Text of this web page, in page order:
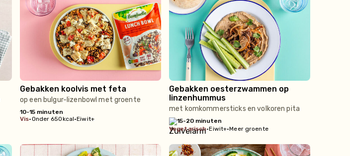
Gebakken koolvis met feta
op een bulgur-lizenbowl met groente
10-15 minuten
vis•Onder 650kcal•Eiwit+
Gebakken oesterzwammen op
linzenhummus
met komkommersticks en volkoren pita
15-20 minuten
vegetarisch•Eiwit+•Meer groente